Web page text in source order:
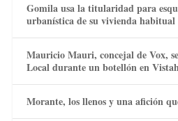
Gomila usa la titularidad para
urbanística de su vivienda habitual
Mauricio Mauri, concejal de Vox,
Local durante un botellón en
Morante, los llenos y una afición